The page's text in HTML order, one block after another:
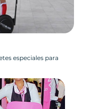
especiales para